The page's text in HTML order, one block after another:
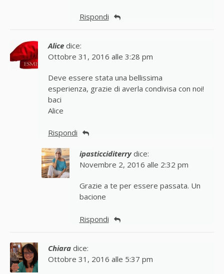
Rispondi
Alice dice:
Ottobre 31, 2016 alle 3:28 pm
Deve essere stata una bellissima
esperienza, grazie di averla condivisa con noi!
baci
Alice
Rispondi
ipasticciditerry dice:
Novembre 2, 2016 alle 2:32 pm
Grazie a te per essere passata. Un
bacione
Rispondi
Chiara dice:
Ottobre 31, 2016 alle 5:37 pm